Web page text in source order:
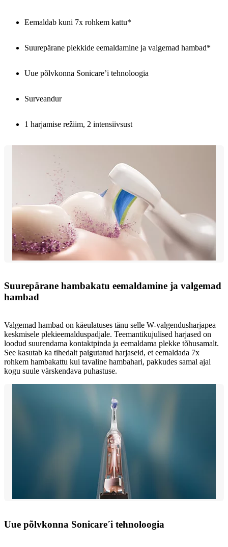
Eemaldab kuni 7x rohkem kattu*
Suurepärane plekkide eemaldamine ja valgemad hambad*
Uue põlvkonna Sonicare’i tehnoloogia
Surveandur
1 harjamise režiim, 2 intensiivsust
Suurepärane hambakatu eemaldamine ja valgemad
hambad
Valgemad hambad on käeulatuses tänu selle W-valgendusharjapea
keskmisele plekieemalduspadjale. Teemantikujulised harjased on
loodud suurendama kontaktpinda ja eemaldama plekke tõhusamalt.
See kasutab ka tihedalt paigutatud harjaseid, et eemaldada 7x
rohkem hambakattu kui tavaline hambahari, pakkudes samal ajal
kogu suule värskendava puhastuse.
Uue põlvkonna Sonicare´i tehnoloogia